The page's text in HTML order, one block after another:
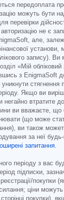
передоплата
можуть бути
перевірки
не є
але,
установи,
запису).
«Мій обліковий
з EnigmaSoft
стягнення
Якщо ви
негайно втратите
ви вважаєте, що
(що може
ви також
за неї
запитання
періоду з вас
підписки,
покупки
ціни можуть
сторінці покупки),